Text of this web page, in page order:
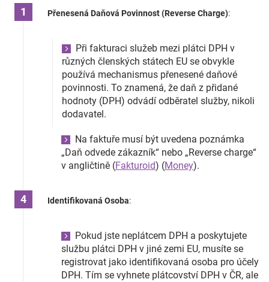
oblečení
Přenesená Daňová Povinnost (Reverse Charge):
Při fakturaci služeb mezi plátci DPH v
různých členských státech EU se obvykle
používá mechanismus přenesené daňové
povinnosti. To znamená, že daň z přidané
hodnoty (DPH) odvádí odběratel služby, nikoli
dodavatel.
Na faktuře musí být uvedena poznámka
„Daň odvede zákazník“ nebo „Reverse charge“
v angličtině​ (Fakturoid) (Money)​.
Identifikovaná Osoba:
Pokud jste neplátcem DPH a poskytujete
službu plátci DPH v jiné zemi EU, musíte se
registrovat jako identifikovaná osoba pro účely
DPH. Tím se vyhnete plátcovství DPH v ČR, ale